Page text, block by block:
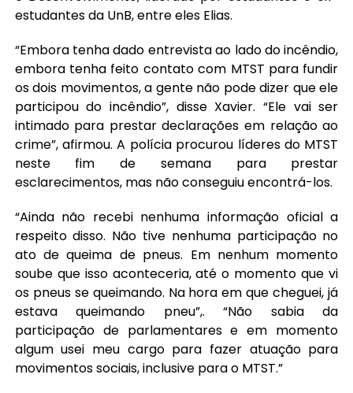
estudantes da UnB, entre eles Elias.
“Embora tenha dado entrevista ao lado do incêndio,
embora tenha feito contato com MTST para fundir
os dois movimentos, a gente não pode dizer que ele
participou do incêndio”, disse Xavier. “Ele vai ser
intimado para prestar declarações em relação ao
crime”, afirmou. A polícia procurou líderes do MTST
neste fim de semana para prestar
esclarecimentos, mas não conseguiu encontrá-los.
“Ainda não recebi nenhuma informação oficial a
respeito disso. Não tive nenhuma participação no
ato de queima de pneus. Em nenhum momento
soube que isso aconteceria, até o momento que vi
os pneus se queimando. Na hora em que cheguei, já
estava queimando pneu”,. “Não sabia da
participação de parlamentares e em momento
algum usei meu cargo para fazer atuação para
movimentos sociais, inclusive para o MTST.”